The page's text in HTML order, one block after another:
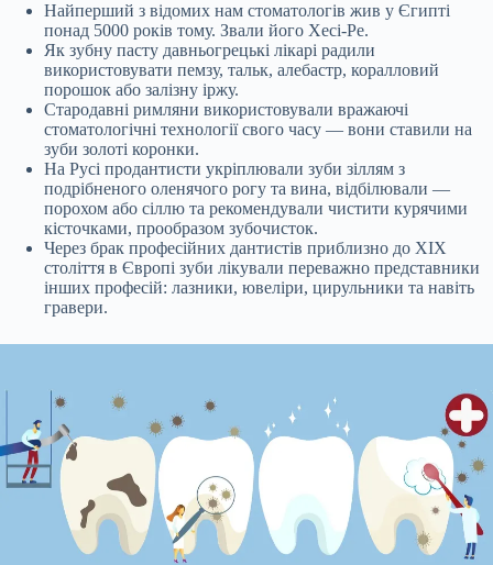
Найперший з відомих нам стоматологів жив у Єгипті
понад 5000 років тому. Звали його Хесі-Ре.
Як зубну пасту давньогрецькі лікарі радили
використовувати пемзу, тальк, алебастр, коралловий
порошок або залізну іржу.
Стародавні римляни використовували вражаючі
стоматологічні технології свого часу — вони ставили на
зуби золоті коронки.
На Русі продантисти укріплювали зуби зіллям з
подрібненого оленячого рогу та вина, відбілювали —
порохом або сіллю та рекомендували чистити курячими
кісточками, прообразом зубочисток.
Через брак професійних дантистів приблизно до XIX
століття в Європі зуби лікували переважно представники
інших професій: лазники, ювеліри, цирульники та навіть
гравери.